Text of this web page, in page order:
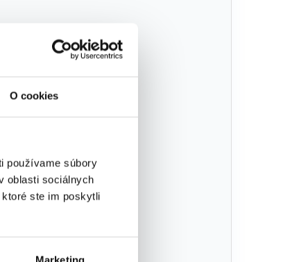
O cookies
používame súbory
oblasti sociálnych
ste im poskytli